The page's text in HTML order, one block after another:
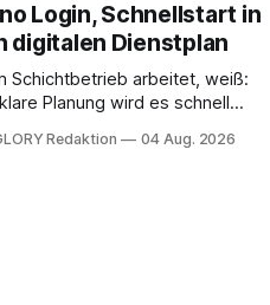
Login, Schnellstart in
digitalen Dienstplan
Schichtbetrieb arbeitet, weiß:
Planung wird es schnell
Zugangspunkt, um dienstpläne,
Redaktion 04 Aug. 2026